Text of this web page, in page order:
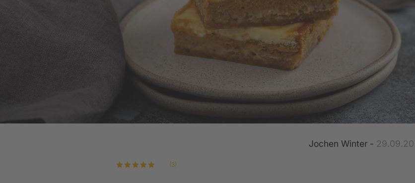
Küchen-Ausstattung Küchenkatalog Küchenformen
Abverkaufsküchen Empfehlungsprogramm Werksbesuch
Wir sind ausgezeichnet 5 Jahre Garantie für Ihre Elektrogeräte
Jochen Winter - 29.09.20
(3)